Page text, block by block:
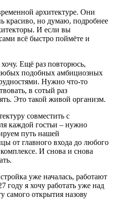
архитектуре. Они
красиво, но думаю, подробнее
И если вы
всё быстро поймёте и
Ещё раз повторюсь,
подобных амбициозных
Нужно что-то
в сотый раз
Это такой живой организм.
совместить с
каждой гостьи – нужно
путь нашей
от главного входа до любого
И снова и снова
уже началась, работают
году я хочу работать уже над
самого открытия назову